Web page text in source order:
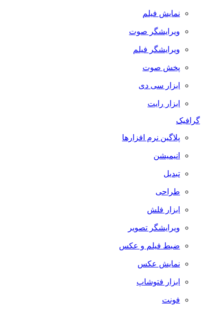
نمایش فیلم
ویرایشگر صوت
ویرایشگر فیلم
پخش صوت
ابزار سی دی
ابزار رایت
گرافیک
پلاگین نرم افزارها
انیمیشن
تبدیل
طراحی
ابزار فلش
ویرایشگر تصویر
ضبط فيلم و عكس
نمایش عکس
ابزار فتوشاپ
فونت